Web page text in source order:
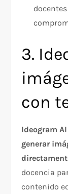
3.
con
Ideogram
generar
docencia
contenido